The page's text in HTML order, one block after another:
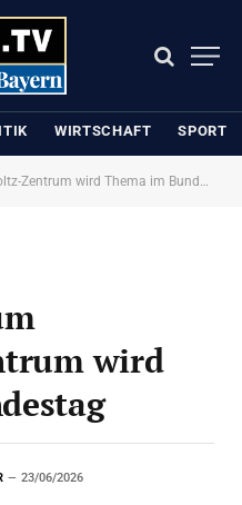
WIRTSCHAFT SPORT
wird Thema im Bundestag
wird
23/06/2026